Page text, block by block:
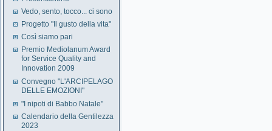
Vedo, sento, tocco... ci sono
Progetto "Il gusto della vita"
Così siamo pari
Premio Mediolanum Award
for Service Quality and
Innovation 2009
Convegno "L'ARCIPELAGO
DELLE EMOZIONI"
"I nipoti di Babbo Natale"
Calendario della Gentilezza
2023